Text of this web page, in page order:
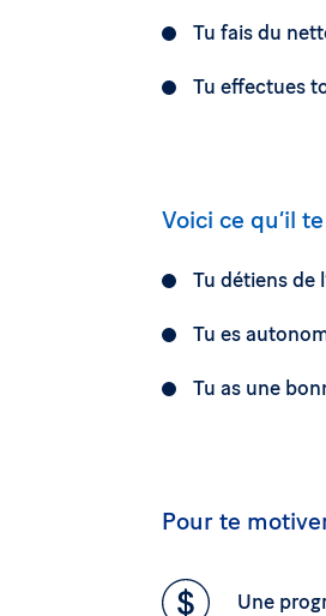
Tu fais du
Tu effectues
Voici ce qu’il
Tu détiens de
Tu es
Tu as une
Pour te
Une